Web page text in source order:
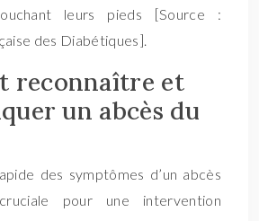
leurs pieds [Source :
des Diabétiques].
reconnaître et
un abcès du
des symptômes d’un abcès
pour une intervention